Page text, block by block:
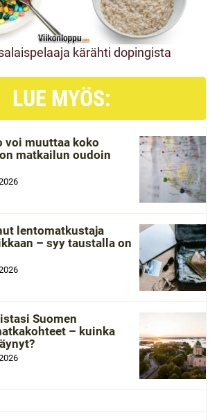
kärähti dopingista
LUE MYÖS:
voi muuttaa koko
matkailun oudoin
lentomatkustaja
– syy taustalla on
Suomen
– kuinka